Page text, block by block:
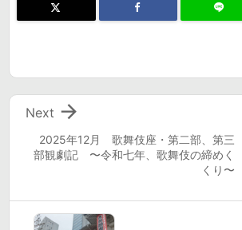
2025年12月 歌舞伎座・第二部、第三
部観劇記 〜令和七年、歌舞伎の締めく
くり〜

Next